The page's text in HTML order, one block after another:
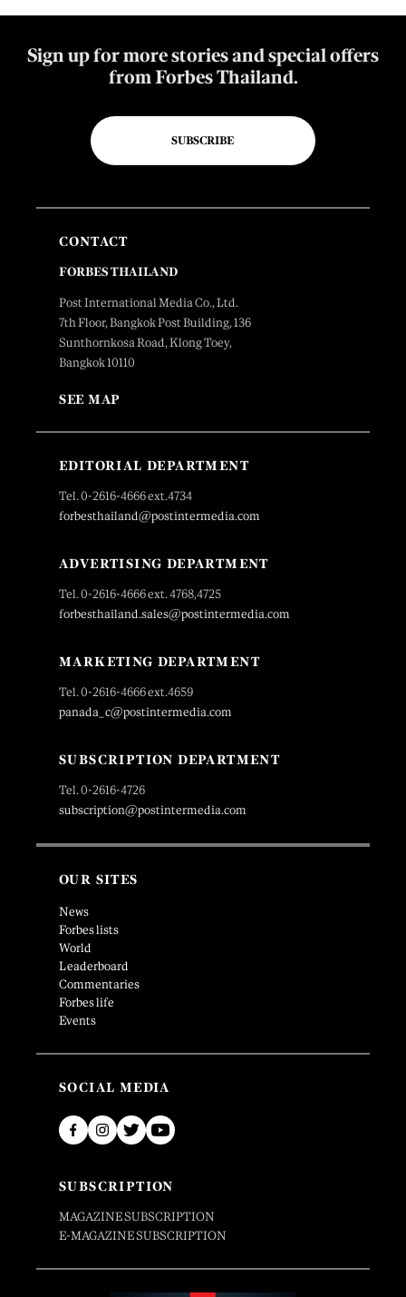
Sign up for more stories and special offers
from Forbes Thailand.
SUBSCRIBE
CONTACT
FORBES THAILAND
Post International Media Co., Ltd.
7th Floor, Bangkok Post Building, 136
Sunthornkosa Road, Klong Toey,
Bangkok 10110
SEE MAP
EDITORIAL DEPARTMENT
Tel. 0-2616-4666 ext.4734
forbesthailand@postintermedia.com
ADVERTISING DEPARTMENT
Tel. 0-2616-4666 ext. 4768,4725
forbesthailand.sales@postintermedia.com
MARKETING DEPARTMENT
Tel. 0-2616-4666 ext.4659
panada_c@postintermedia.com
SUBSCRIPTION DEPARTMENT
Tel. 0-2616-4726
subscription@postintermedia.com
OUR SITES
News
Forbes lists
World
Leaderboard
Commentaries
Forbes life
Events
SOCIAL MEDIA
SUBSCRIPTION
MAGAZINE SUBSCRIPTION
E-MAGAZINE SUBSCRIPTION